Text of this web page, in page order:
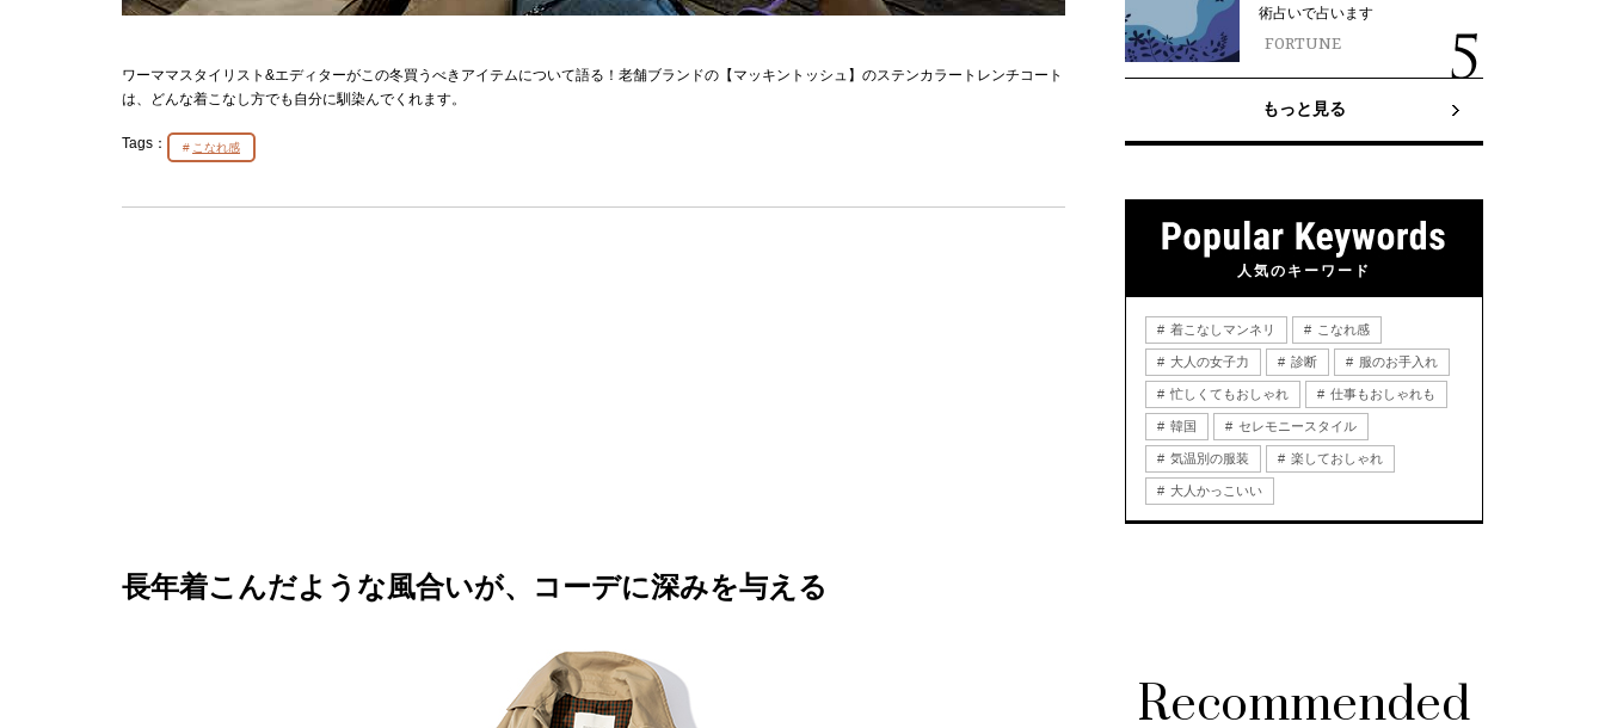
ワーママスタイリスト&エディターがこの冬買うべきアイテムについて語る！老舗ブランドの【マッキントッシュ】のステンカラートレンチコート
は、どんな着こなし方でも自分に馴染んでくれます。
Tags： こなれ感
長年着こんだような風合いが、コーデに深みを与える
術占いで占います
FORTUNE
もっと見る
人気のキーワード
着こなしマンネリ こなれ感
大人の女子力 診断 服のお手入れ
忙しくてもおしゃれ 仕事もおしゃれも
韓国 セレモニースタイル
気温別の服装 楽しておしゃれ
大人かっこいい
Recommended